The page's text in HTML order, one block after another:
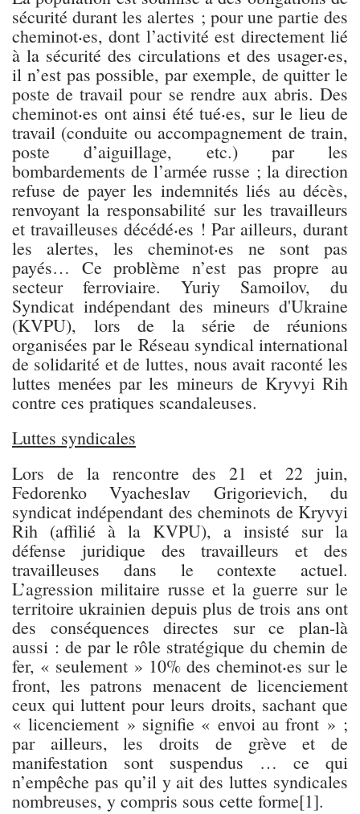
sécurité durant les alertes ; pour une partie des
cheminot⸳es, dont l’activité est directement lié
à la sécurité des circulations et des usager⸳es,
il n’est pas possible, par exemple, de quitter le
poste de travail pour se rendre aux abris. Des
cheminot⸳es ont ainsi été tué⸳es, sur le lieu de
travail (conduite ou accompagnement de train,
poste d’aiguillage, etc.) par les
bombardements de l’armée russe ; la direction
refuse de payer les indemnités liés au décès,
renvoyant la responsabilité sur les travailleurs
et travailleuses décédé⸳es ! Par ailleurs, durant
les alertes, les cheminot⸳es ne sont pas
payés… Ce problème n’est pas propre au
secteur ferroviaire. Yuriy Samoilov, du
Syndicat indépendant des mineurs d'Ukraine
(KVPU), lors de la série de réunions
organisées par le Réseau syndical international
de solidarité et de luttes, nous avait raconté les
luttes menées par les mineurs de Kryvyi Rih
contre ces pratiques scandaleuses.
Luttes syndicales
Lors de la rencontre des 21 et 22 juin,
Fedorenko Vyacheslav Grigorievich, du
syndicat indépendant des cheminots de Kryvyi
Rih (affilié à la KVPU), a insisté sur la
défense juridique des travailleurs et des
travailleuses dans le contexte actuel.
L’agression militaire russe et la guerre sur le
territoire ukrainien depuis plus de trois ans ont
des conséquences directes sur ce plan-là
aussi : de par le rôle stratégique du chemin de
fer, « seulement » 10% des cheminot⸳es sur le
front, les patrons menacent de licenciement
ceux qui luttent pour leurs droits, sachant que
« licenciement » signifie « envoi au front » ;
par ailleurs, les droits de grève et de
manifestation sont suspendus … ce qui
n’empêche pas qu’il y ait des luttes syndicales
nombreuses, y compris sous cette forme[1].